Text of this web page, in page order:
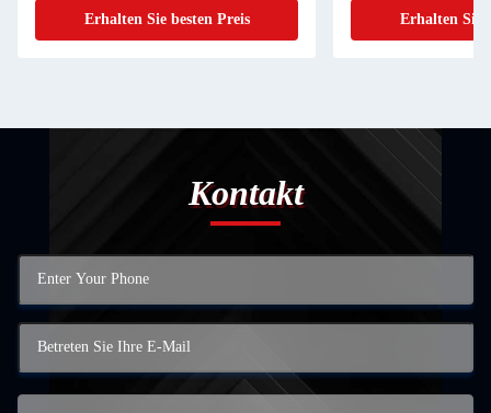
Erhalten Sie besten Preis Erhalten Sie
Kontakt